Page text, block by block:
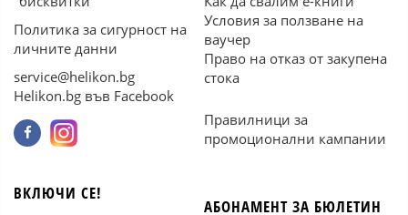
Политика за сигурност на
личните данни
service@helikon.bg
Helikon.bg във Facebook
Условия за ползване на
ваучер
Право на отказ от закупена
стока
Правилници за
промоционални кампании
ВКЛЮЧИ СЕ!
АБОНАМЕНТ ЗА БЮЛЕТИН